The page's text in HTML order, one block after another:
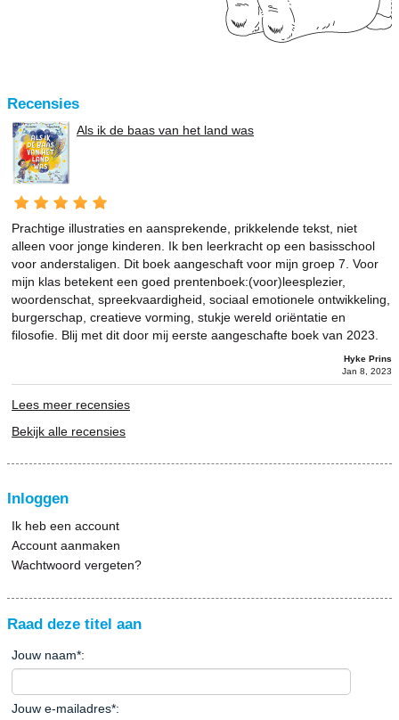
Recensies
Als ik de baas van het land was
Prachtige illustraties en aansprekende, prikkelende tekst, niet
alleen voor jonge kinderen. Ik ben leerkracht op een basisschool
voor anderstaligen. Dit boek aangeschaft voor mijn groep 7. Voor
mijn klas betekent een goed prentenboek:(voor)leesplezier,
woordenschat, spreekvaardigheid, sociaal emotionele ontwikkeling,
burgerschap, creatieve vorming, stukje wereld oriëntatie en
filosofie. Blij met dit door mij eerste aangeschafte boek van 2023.
Hyke Prins
Jan 8, 2023
Lees meer recensies
Bekijk alle recensies
Inloggen
Ik heb een account
Account aanmaken
Wachtwoord vergeten?
Raad deze titel aan
Jouw naam*:
Jouw e-mailadres*: